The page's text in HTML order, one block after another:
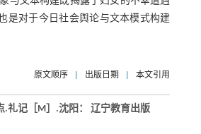
是对于今日社会舆论与文本模式构建
原文顺序 出版日期 本文引用
.礼记［M］.沈阳： 辽宁教育出版